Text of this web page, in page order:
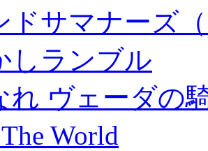
ドサマナーズ
しランブル
れ ヴェーダの
World